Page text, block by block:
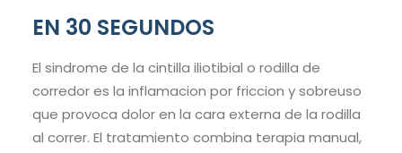
EN 30 SEGUNDOS
El sindrome de la cintilla iliotibial o rodilla de
corredor es la inflamacion por friccion y sobreuso
que provoca dolor en la cara externa de la rodilla
al correr. El tratamiento combina terapia manual,